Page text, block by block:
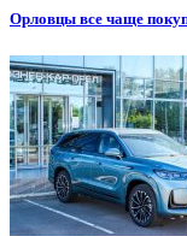
Орловцы все чаще